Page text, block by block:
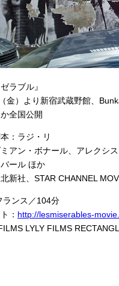
ラブル』
金）より新宿武蔵野館、
全国公開
：ラジ・リ
アン・ボナール、アレクシ
ール ほか
新社、STAR CHANNEL
ランス／104分
： http://lesmiserables-
LYLY FILMS